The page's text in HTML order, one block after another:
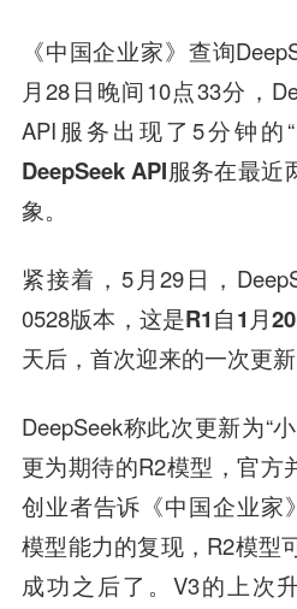
《中国企业家》查询
月28日晚间10点33分，
API服务出现了5分钟的
DeepSeekAPI服务在最近
象。
紧接着，5月29日，
0528版本， 这是R1自1月
天后，首次迎来的一次更新
DeepSeek称此次更新为“
更为期待的R2模型，官方
创业者告诉《中国企业家
模型能力的复现，R2模型
成功之后了。V3的上次